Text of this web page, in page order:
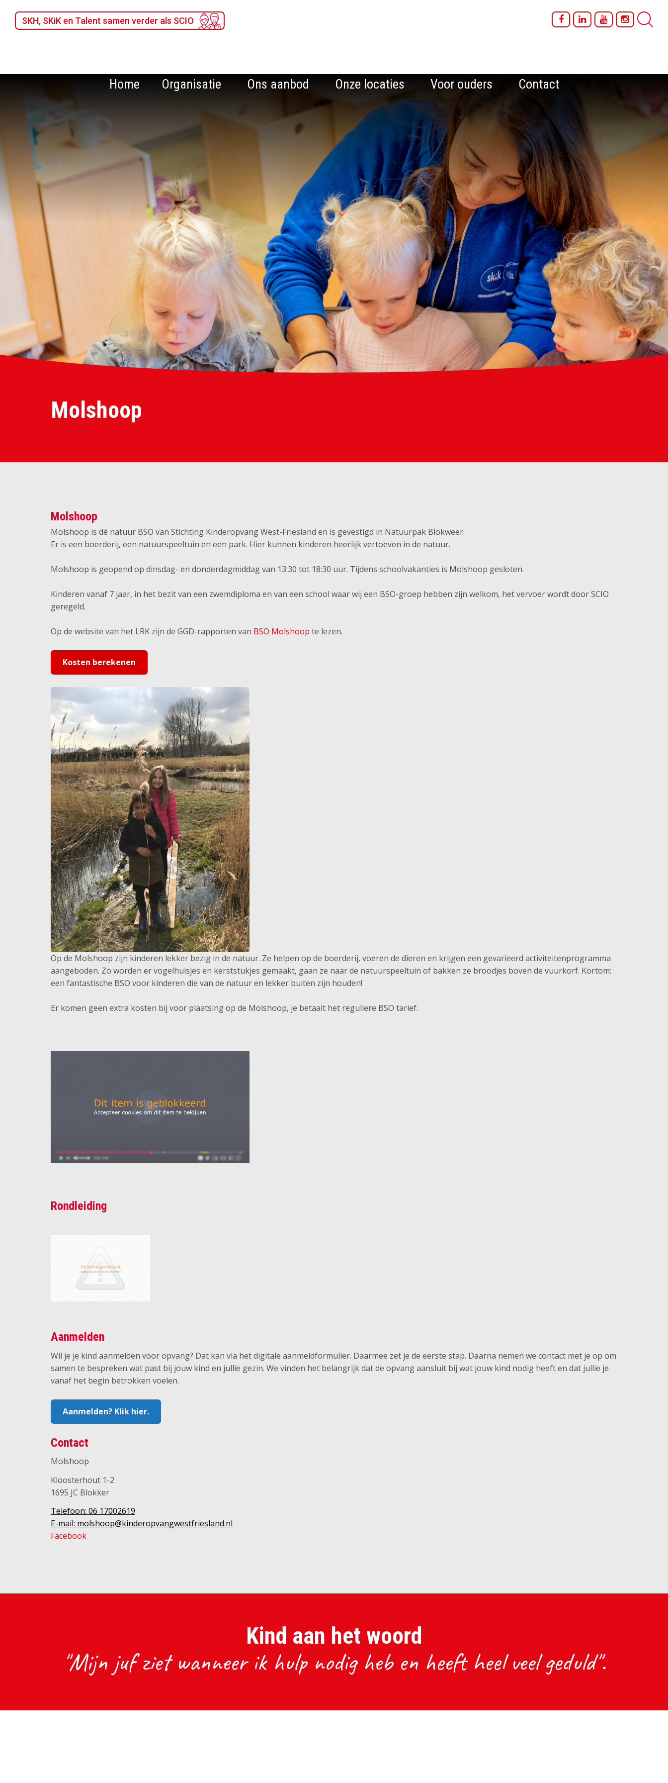
SKH, SKiK en Talent samen verder als SCIO
Home Organisatie Ons aanbod Onze locaties Voor ouders Contact
Molshoop
Molshoop
Molshoop is dé natuur BSO van Stichting Kinderopvang West-Friesland en is gevestigd in Natuurpak Blokweer.
Er is een boerderij, een natuurspeeltuin en een park. Hier kunnen kinderen heerlijk vertoeven in de natuur.
Molshoop is geopend op dinsdag- en donderdagmiddag van 13:30 tot 18:30 uur. Tijdens schoolvakanties is Molshoop gesloten.
Kinderen vanaf 7 jaar, in het bezit van een zwemdiploma en van een school waar wij een BSO-groep hebben zijn welkom, het vervoer wordt door SCIO
geregeld.
Op de website van het LRK zijn de GGD-rapporten van BSO Molshoop te lezen.
Kosten berekenen
Op de Molshoop zijn kinderen lekker bezig in de natuur. Ze helpen op de boerderij, voeren de dieren en krijgen een gevarieerd activiteitenprogramma
aangeboden. Zo worden er vogelhuisjes en kerststukjes gemaakt, gaan ze naar de natuurspeeltuin of bakken ze broodjes boven de vuurkorf. Kortom:
een fantastische BSO voor kinderen die van de natuur en lekker buiten zijn houden!
Er komen geen extra kosten bij voor plaatsing op de Molshoop, je betaalt het reguliere BSO tarief.
Rondleiding
Aanmelden
Wil je je kind aanmelden voor opvang? Dat kan via het digitale aanmeldformulier. Daarmee zet je de eerste stap. Daarna nemen we contact met je op om
samen te bespreken wat past bij jouw kind en jullie gezin. We vinden het belangrijk dat de opvang aansluit bij wat jouw kind nodig heeft en dat jullie je
vanaf het begin betrokken voelen.
Aanmelden? Klik hier.
Contact
Molshoop
Kloosterhout 1-2
1695 JC Blokker
Telefoon: 06 17002619
E-mail: molshoop@kinderopvangwestfriesland.nl
Facebook
Kind aan het woord
"Mijn juf ziet wanneer ik hulp nodig heb en heeft heel veel geduld".